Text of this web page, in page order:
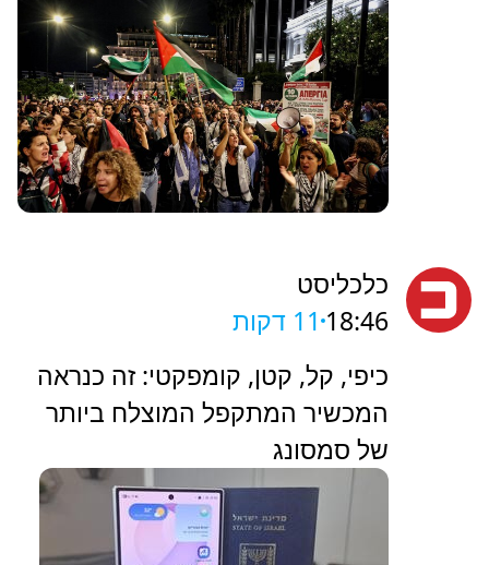
כלכליסט
18:46 11 דקות
כיפי, קל, קטן, קומפקטי: זה כנראה
המכשיר המתקפל המוצלח ביותר
של סמסונג